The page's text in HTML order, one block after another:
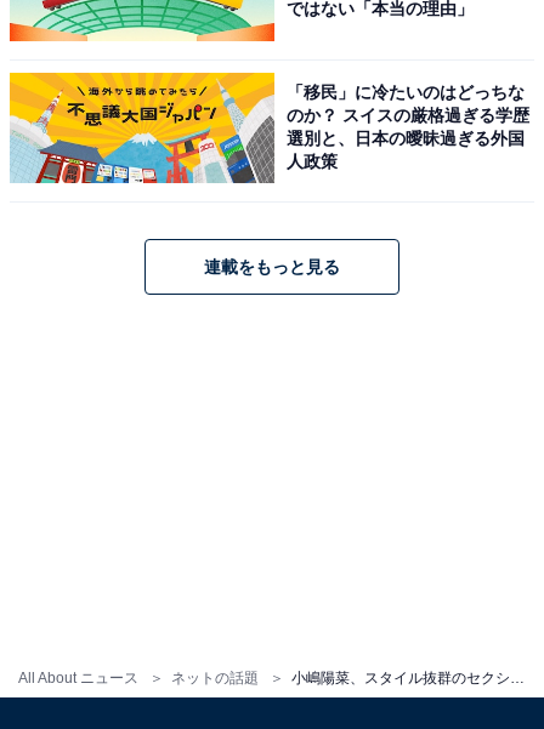
All About ニュース ネットの話題
ではない「本当の理由」
「移民」に冷たいのはどっちな
のか？ スイスの厳格過ぎる学歴
選別と、日本の曖昧過ぎる外国
人政策
連載をもっと見る